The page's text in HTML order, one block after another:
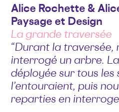
Alice Rochette &
Paysage et Design
La grande traversée
“Durant la traversée,
interrogé un arbre.
déployée sur tous les
l’entouraient, puis
reparties en